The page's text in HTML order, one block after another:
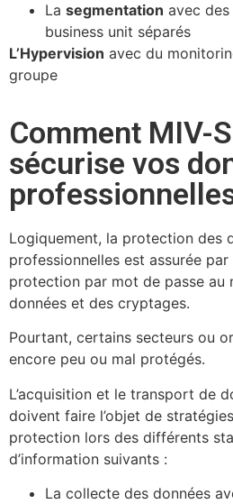
La segmentation avec
business unit séparés
L’Hypervision avec du
groupe
Comment MIV-
sécurise vos
Logiquement, la protection des
professionnelles est assurée
protection par mot de passe au
données et des cryptages.
Pourtant, certains secteurs ou
encore peu ou mal protégés.
L’acquisition et le transport de
doivent faire l’objet de
protection lors des différents
d’information suivants :
La collecte des données